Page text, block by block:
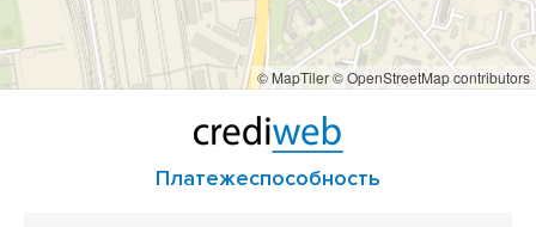
© MapTiler© OpenStreetMap contributors
Платежеспособность